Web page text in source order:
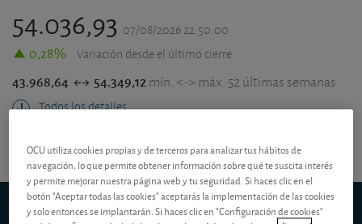
54.036,93 07/08/2026 22:50:00
0,28% Variación desde el último cierre
43.968,64 54.349,12mín. <-> máx. 52 últimas semanas
Todos los detalles
OCU utiliza cookies propias y de terceros para analizar tus hábitos de
navegación, lo que permite obtener información sobre qué te suscita interés
y permite mejorar nuestra página web y tu seguridad. Si haces clic en el
botón "Aceptar todas las cookies" aceptarás la implementación de las cookies
y solo entonces se implantarán. Si haces clic en "Configuración de cookies"